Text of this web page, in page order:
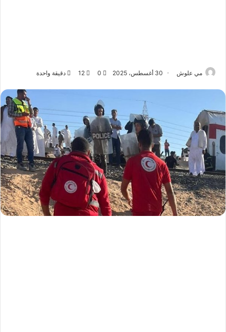
مي علوش 30 أغسطس، 2025 0
12 دقيقة واحدة